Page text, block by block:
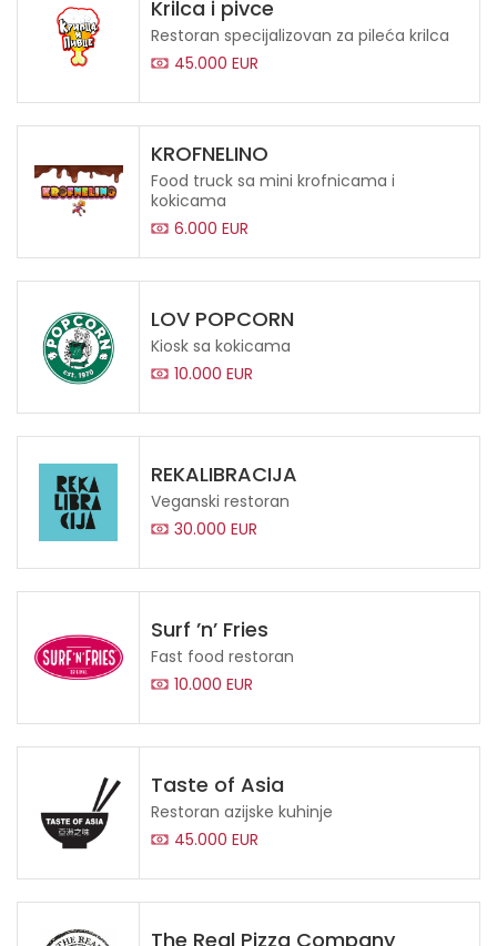
Krilca i pivce
Restoran specijalizovan za pileća krilca
45.000 EUR
KROFNELINO
Food truck sa mini krofnicama i
kokicama
6.000 EUR
LOV POPCORN
Kiosk sa kokicama
10.000 EUR
REKALIBRACIJA
Veganski restoran
30.000 EUR
Surf ’n’ Fries
Fast food restoran
10.000 EUR
Taste of Asia
Restoran azijske kuhinje
45.000 EUR
The Real Pizza Company